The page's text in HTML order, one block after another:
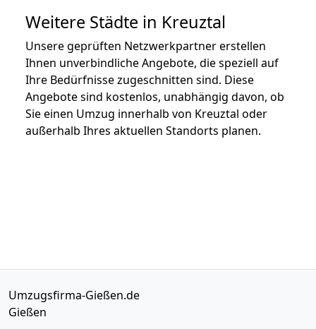
Weitere Städte in Kreuztal
Unsere geprüften Netzwerkpartner erstellen
Ihnen unverbindliche Angebote, die speziell auf
Ihre Bedürfnisse zugeschnitten sind. Diese
Angebote sind kostenlos, unabhängig davon, ob
Sie einen Umzug innerhalb von Kreuztal oder
außerhalb Ihres aktuellen Standorts planen.
Umzugsfirma-Gießen.de
Gießen